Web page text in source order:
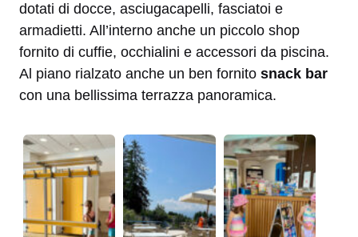
dotati di docce, asciugacapelli, fasciatoi e
armadietti. All’interno anche un piccolo shop
fornito di cuffie, occhialini e accessori da piscina.
Al piano rialzato anche un ben fornito snack bar
con una bellissima terrazza panoramica.